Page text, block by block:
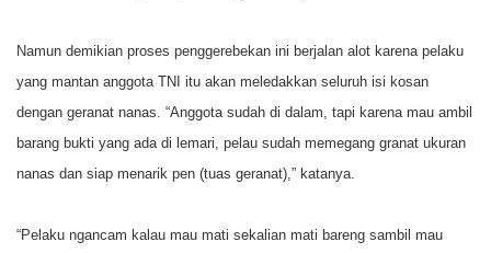
Namun demikian proses penggerebekan ini berjalan alot karena pelaku
yang mantan anggota TNI itu akan meledakkan seluruh isi kosan
dengan geranat nanas. “Anggota sudah di dalam, tapi karena mau ambil
barang bukti yang ada di lemari, pelau sudah memegang granat ukuran
nanas dan siap menarik pen (tuas geranat),” katanya.
“Pelaku ngancam kalau mau mati sekalian mati bareng sambil mau